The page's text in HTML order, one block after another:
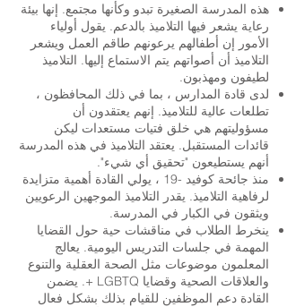
هذه المدرسة الصغيرة تبدو وكأنها مجتمع. إنها بيئة
رعاية يشعر فيها التلاميذ بالدعم. يقول أولياء
الأمور إن أطفالهم يرعونهم طاقم العمل ويشعر
التلاميذ أن أصواتهم يتم الاستماع إليها. التلاميذ
لطيفون ومهذبون.
لدى قادة المدارس ، بما في ذلك المحافظون ،
تطلعات عالية للتلاميذ. إنهم يعتقدون أن
مسؤوليتهم هي خلق فتيات مستعدات ليكن
قائدات المستقبل. يعتقد التلاميذ في هذه المدرسة
أنهم يستطيعون "تحقيق أي شيء".
منذ جائحة كوفيد -19 ، يولي القادة أهمية متزايدة
لرفاهية التلاميذ. يقدر التلاميذ الموجهين الرعويين
ويثقون في الكبار في المدرسة.
ينخرط الطلاب في مناقشات حية حول القضايا
المهمة في جلسات التدريس اليومية. يعالج
المعلمون موضوعات مثل الصحة العقلية والتنوع
والعلاقات الصحية وقضايا LGBTQ +. يضمن
القادة دعم الموظفين للقيام بذلك بشكل فعال